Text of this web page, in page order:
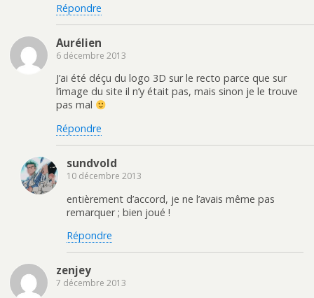
Répondre
Aurélien
6 décembre 2013
J’ai été déçu du logo 3D sur le recto parce que sur
l’image du site il n’y était pas, mais sinon je le trouve
pas mal
Répondre
sundvold
10 décembre 2013
entièrement d’accord, je ne l’avais même pas
remarquer ; bien joué !
Répondre
zenjey
7 décembre 2013